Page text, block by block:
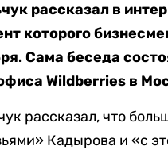
рассказал в
которого
Сама беседа
Wildberries в
рассказал, что
Кадырова и «с